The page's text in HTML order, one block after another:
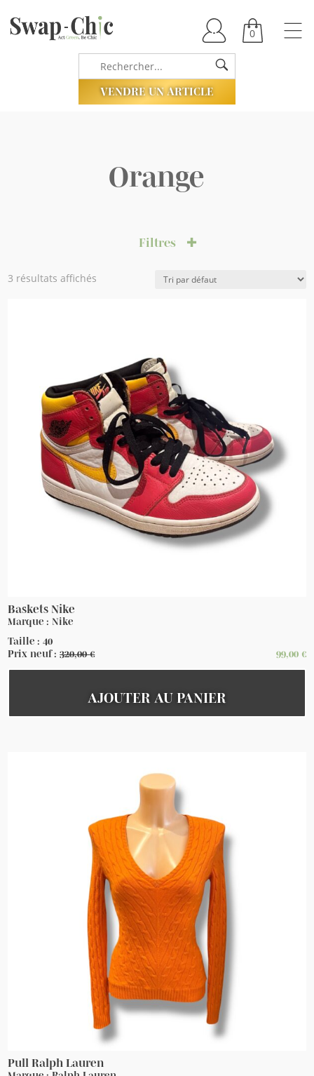
0
VENDRE UN ARTICLE
Orange
Filtres
3 résultats affichés
Baskets Nike
Marque : Nike
Taille : 40
Prix neuf :320,00€ 99,00 €
AJOUTER AU PANIER
Pull Ralph Lauren